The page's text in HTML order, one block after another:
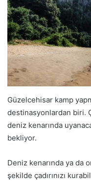
Güzelcehisar kamp
destinasyonlardan biri.
deniz kenarında
bekliyor.
Deniz kenarında ya da
şekilde çadırınızı